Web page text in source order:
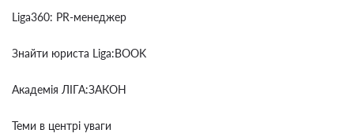
Liga360: PR-менеджер
Знайти юриста Liga:BOOK
Академія ЛІГА:ЗАКОН
Теми в центрі уваги